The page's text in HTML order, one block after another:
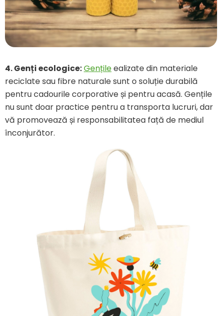
4.Genți ecologice:Gențileealizate din materiale
reciclate sau fibre naturale sunt o soluție durabilă
pentru cadourile corporative și pentru acasă. Gențile
nu sunt doar practice pentru a transporta lucruri, dar
vă promovează și responsabilitatea față de mediul
înconjurător.